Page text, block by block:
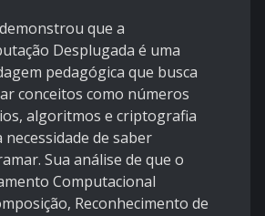
que a
Desplugada é uma
pedagógica que busca
conceitos como números
algoritmos e criptografia
necessidade de saber
Sua análise de que o
Computacional
Reconhecimento de